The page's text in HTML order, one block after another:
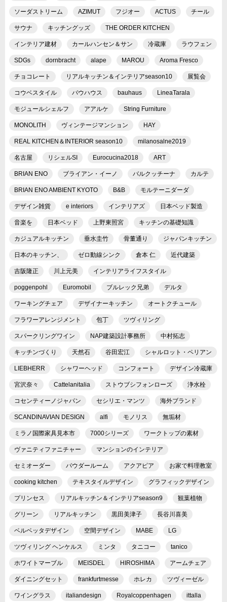
ソーダストリーム AZIMUT フジオー ACTUS チール
サウナ キッチングッズ THE ORDER KITCHEN
インテリア建材 カールハンセン＆サン 冷蔵庫 ラウフェン
SDGs dornbracht alape MAROU Aroma Fresco
チョコレート リアルキッチン＆インテリアseason10 展覧会
コウベスタイル バウハウス bauhaus LineaTarala
モジュールシェルフ アアルケ String Furniture
MONOLITH ヴィンテージマンション HAY
REAL KITCHEN＆INTERIOR season10 milanosalne2019
名古屋 リシェルSI Eurocucina2018 ART
BRIAN ENO ブライアン・イーノ バルクッチーナ カルテ
BRIAN ENO AMBIENT KYOTO B&B モルテーニダーダ
デザイン雑貨 e interiors インテリアズ 日本ベッド製造
音楽を 日本ベッド 上野東照宮 キッチンの基礎知識
カジュアルキッチン 垂水圭竹 骨董通り ジャパンキッチン
日本のキッチン、 ゼロ動線シンク 倉本 仁 近代建築
吉阪隆正 川上元美 インテリアライフスタイル
poggenpohl Euromobil ブルレック兄弟 デルタ
ワーキングチェア デザイナーキッチン オートクチュール
フラワーアレンジメント 包丁 ツヴィリング
スパークリングワイン NAP建築設計事務所 中村拓志
キッチンづくり 天然石 谷田宏江 シャルロット・ペリアン
LIEBHERR シャワーヘッド コンフォート デザイン冷蔵庫
宮沢奈々 Cattelanitalia ストウブシフォンローズ 浄水栓
コセンティーノジャパン セシリエ・マンツ 海外ブランド
SCANDINAVIAN DESIGN alfi モノリス 無垢材
ミラノ国際家具見本市 7000シリーズ ワークトップの素材
ヴァニティファニチャー マンションのインテリア
セミオーダー パウダールーム アクアピア お家で料理教室
cooking kitchen テキスタイルデザイン グラフィックデザイン
プリンセス リアルキッチン＆インテリアseason9 観葉植物
グリーン リアルキッチン 黒田美津子 長谷川喜美
ベルベッタデザイン 空間デザイン MABE LG
ツヴィリング ヘンケルス ミンタ タニコー tanico
ホワイトマーブル MEISDEL HIROSHIMA アームチェア
ダイニングセット frankfurtmesse ホレカ ツヴィーゼル
ワイングラス italiandesign Royalcoppenhagen ittalla